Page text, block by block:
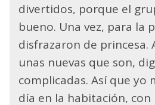
divertidos, porque el
bueno. Una vez, para la
disfrazaron de princesa.
unas nuevas que son,
complicadas. Así que yo
día en la habitación,